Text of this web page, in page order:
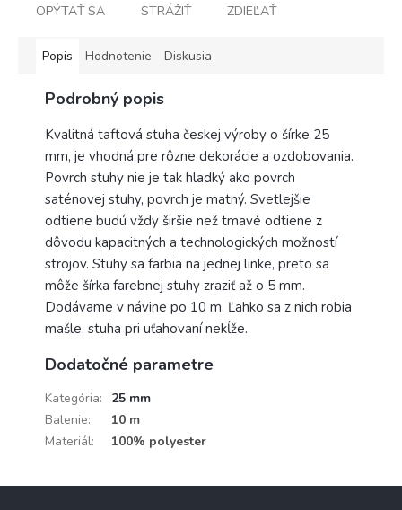
OPÝTAŤ SA STRÁŽIŤ ZDIEĽAŤ
Popis Hodnotenie Diskusia
Podrobný popis
Kvalitná taftová stuha českej výroby o šírke 25
mm, je vhodná pre rôzne dekorácie a ozdobovania.
Povrch stuhy nie je tak hladký ako povrch
saténovej stuhy, povrch je matný. Svetlejšie
odtiene budú vždy širšie než tmavé odtiene z
dôvodu kapacitných a technologických možností
strojov. Stuhy sa farbia na jednej linke, preto sa
môže šírka farebnej stuhy zraziť až o 5 mm.
Dodávame v návine po 10 m. Ľahko sa z nich robia
mašle, stuha pri uťahovaní nekĺže.
Dodatočné parametre
Kategória:
25 mm
Balenie:
10 m
Materiál: 100% polyester